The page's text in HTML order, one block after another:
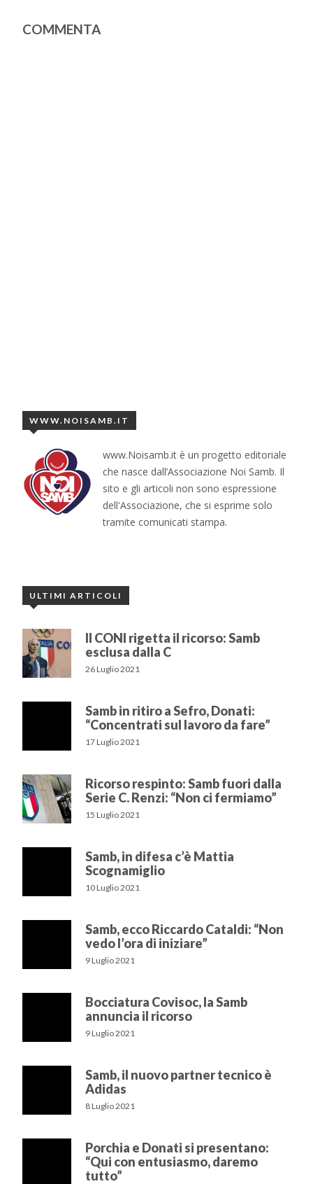
COMMENTA
WWW.NOISAMB.IT
www.Noisamb.it è un progetto editoriale
che nasce dall’Associazione Noi Samb. Il
sito e gli articoli non sono espressione
dell'Associazione, che si esprime solo
tramite comunicati stampa.
ULTIMI ARTICOLI
Il CONI rigetta il ricorso: Samb
esclusa dalla C
26 Luglio 2021
Samb in ritiro a Sefro, Donati:
“Concentrati sul lavoro da fare”
17 Luglio 2021
Ricorso respinto: Samb fuori dalla
Serie C. Renzi: “Non ci fermiamo”
15 Luglio 2021
Samb, in difesa c’è Mattia
Scognamiglio
10 Luglio 2021
Samb, ecco Riccardo Cataldi: “Non
vedo l’ora di iniziare”
9 Luglio 2021
Bocciatura Covisoc, la Samb
annuncia il ricorso
9 Luglio 2021
Samb, il nuovo partner tecnico è
Adidas
8 Luglio 2021
Porchia e Donati si presentano:
“Qui con entusiasmo, daremo
tutto”